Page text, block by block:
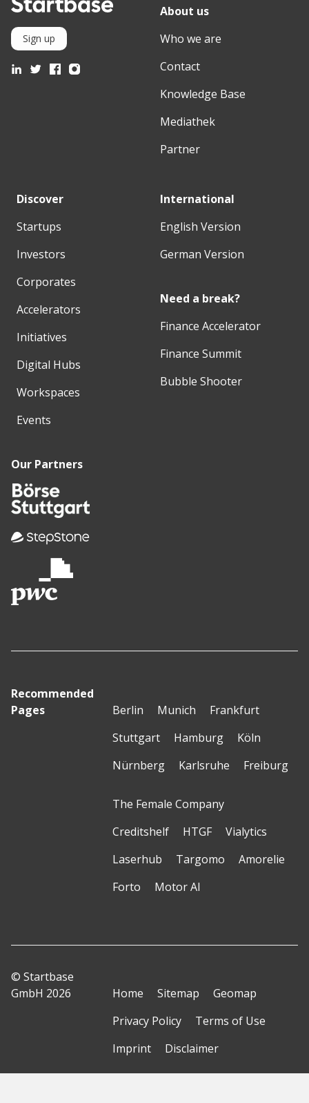
Sign up
About us
Who we are
Contact
Knowledge Base
Mediathek
Partner
Discover
Startups
Investors
Corporates
Accelerators
Initiatives
Digital Hubs
Workspaces
Events
International
English Version
German Version
Need a break?
Finance Accelerator
Finance Summit
Bubble Shooter
Our Partners
Recommended
Pages
Berlin Munich
Frankfurt
Stuttgart
Hamburg
Köln
Nürnberg
Karlsruhe Freiburg
The Female Company
Creditshelf
HTGF
Vialytics
Laserhub
Targomo
Amorelie
Forto
Motor AI
© Startbase
GmbH 2026
Home Sitemap
Geomap
Privacy Policy
Terms of Use
Imprint
Disclaimer